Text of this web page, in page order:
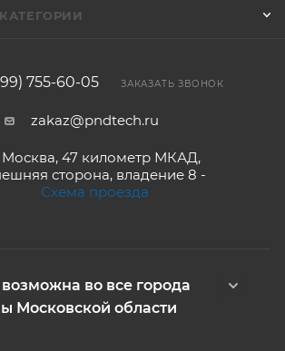
755-60-05 ЗАКАЗАТЬ ЗВОНОК
zakaz@pndtech.ru
Москва, 47 километр МКАД,
сторона, владение 8 -
Схема проезда
во все города
Московской области